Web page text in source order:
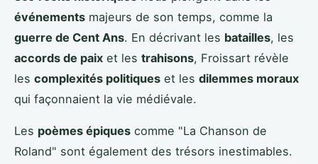
événements majeurs de son temps, comme la
guerre de Cent Ans. En décrivant les batailles, les
accords de paix et les trahisons, Froissart révèle
les complexités politiques et les dilemmes moraux
qui façonnaient la vie médiévale.
Les poèmes épiques comme "La Chanson de
Roland" sont également des trésors inestimables.